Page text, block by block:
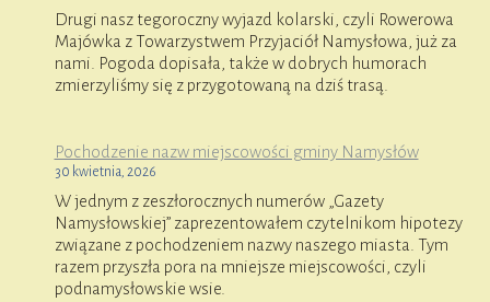
Drugi nasz tegoroczny wyjazd kolarski, czyli Rowerowa
Majówka z Towarzystwem Przyjaciół Namysłowa, już za
nami. Pogoda dopisała, także w dobrych humorach
zmierzyliśmy się z przygotowaną na dziś trasą.
Pochodzenie nazw miejscowości gminy Namysłów
30 kwietnia, 2026
W jednym z zeszłorocznych numerów „Gazety
Namysłowskiej” zaprezentowałem czytelnikom hipotezy
związane z pochodzeniem nazwy naszego miasta. Tym
razem przyszła pora na mniejsze miejscowości, czyli
podnamysłowskie wsie.